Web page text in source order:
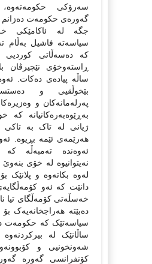
سه‌رۆکی حکومه‌ته‌وه‌،
گه‌وره‌ی حکومه‌ت ده‌زانم
جگه‌ له‌ ئاکامێکی
سیاسه‌ته‌ فاشیل به‌ڵام
که‌ ده‌سه‌ڵاتی کوردیی
ڕاسته‌وخۆی نێچیرڤان
ساڵه‌ پیاده‌ی ده‌کات.
بێخوڵقیی و
په‌رله‌مانه‌کان و
به‌ڕێوه‌به‌ره‌کانیانه‌
ژیانی له‌ تاک به‌ تاکی
هه‌رێمه‌ی ئێمه‌ بڕیوه‌.
ئه‌وه‌نده‌ ته‌مبه‌ڵه‌
نه‌یتوانیوه‌ له‌ خۆی
له‌وه‌ بکاته‌وه‌ و پلانێک
دانێت که‌ ئه‌و
خه‌سڵه‌تی کۆمه‌ڵگای تیا
ده‌بێته‌ هه‌راجخانه‌یه‌ک بۆ
سیاسه‌تێک که‌ حکومه‌ت
ساڵانێک له‌
شه‌ونخونیی و
کۆنفرانسی گه‌وره‌